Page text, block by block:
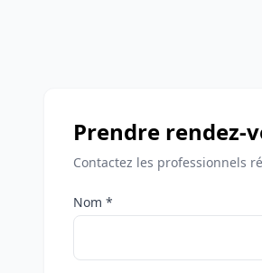
Prendre rendez-
Contactez les professionnels
Nom *